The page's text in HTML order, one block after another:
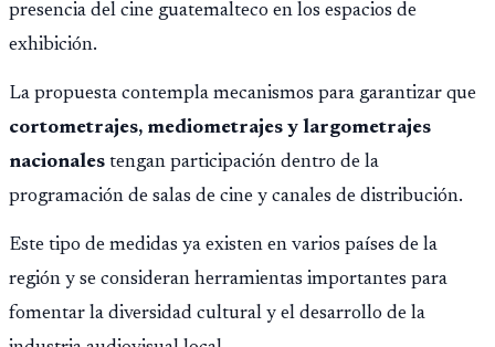
presencia del cine guatemalteco en los espacios de
exhibición.
La propuesta contempla mecanismos para garantizar que
cortometrajes, mediometrajes y largometrajes
nacionales tengan participación dentro de la
programación de salas de cine y canales de distribución.
Este tipo de medidas ya existen en varios países de la
región y se consideran herramientas importantes para
fomentar la diversidad cultural y el desarrollo de la